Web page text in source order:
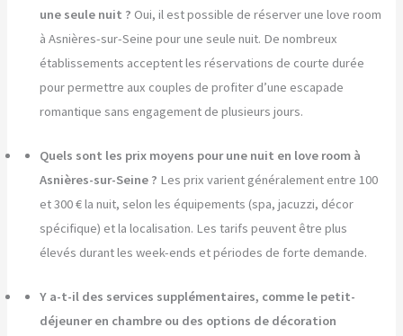
une seule nuit ? Oui, il est possible de réserver une love room
à Asnières-sur-Seine pour une seule nuit. De nombreux
établissements acceptent les réservations de courte durée
pour permettre aux couples de profiter d’une escapade
romantique sans engagement de plusieurs jours.
Quels sont les prix moyens pour une nuit en love room à
Asnières-sur-Seine ? Les prix varient généralement entre 100
et 300 € la nuit, selon les équipements (spa, jacuzzi, décor
spécifique) et la localisation. Les tarifs peuvent être plus
élevés durant les week-ends et périodes de forte demande.
Y a-t-il des services supplémentaires, comme le petit-
déjeuner en chambre ou des options de décoration